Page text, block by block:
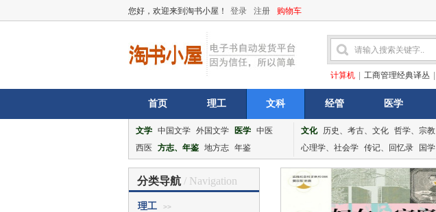
您好，欢迎来到淘书小屋！ 登录 注册 购物车
计算机 工商管理经典译丛
首页 理工 文科 经管 医学
文学 中国文学 外国文学 医学 中医
西医
方志、年鉴 地方志 年鉴
文化 历史、考古、文化 哲学、宗教
心理学、社会学 传记、回忆录 国学
分类导航 / Navigation
理工 >>